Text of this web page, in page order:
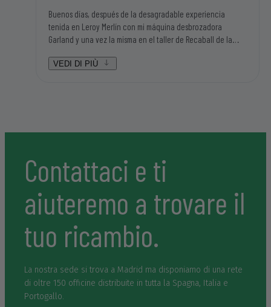
Buenos días, después de la desagradable experiencia
tenida en Leroy Merlín con mi máquina desbrozadora
Garland y una vez la misma en el taller de Recaball de la
atendidos por Lorena y por Daniel que han sido dos
muy fuerte para Lorena y Daniel.
VEDI DI PIÙ
Contattaci e ti
aiuteremo a trovare il
tuo ricambio.
La nostra sede si trova a Madrid ma disponiamo di una rete
di oltre 150 officine distribuite in tutta la Spagna, Italia e
Portogallo.